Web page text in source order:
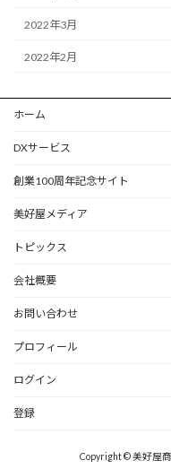
2022年3月
2022年2月
ホーム
DXサービス
創業100周年記念サイト
美好屋メディア
トピックス
会社概要
お問い合わせ
プロフィール
ログイン
登録
Copyright © 美好屋